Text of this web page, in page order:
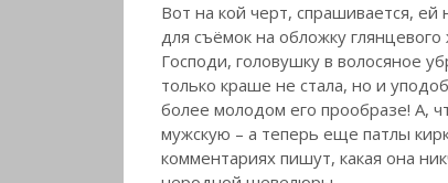
Вот на кой черт, спрашивается,
для съёмок на обложку
Господи, головушку в волосяное
только краше не стала, но и
более молодом его прообразе! А,
мужскую – а теперь еще патлы
комментариях пишут, какая она